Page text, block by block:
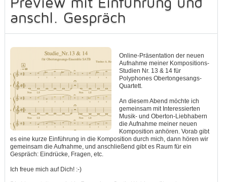
anschl. Gespräch
Online-Präsentation der neuen
Aufnahme meiner Kompositions-
Studien Nr. 13 & 14 für
Polyphones Obertongesangs-
Quartett.
An diesem Abend möchte ich
gemeinsam mit Interessierten
Musik- und Oberton-Liebhabern
die Aufnahme meiner neuen
Komposition anhören. Vorab gibt
es eine kurze Einführung in die Komposition durch mich, dann hören wir
gemeinsam die Aufnahme, und anschließend gibt es Raum für ein
Gespräch: Eindrücke, Fragen, etc.
Ich freue mich auf Dich! :-)